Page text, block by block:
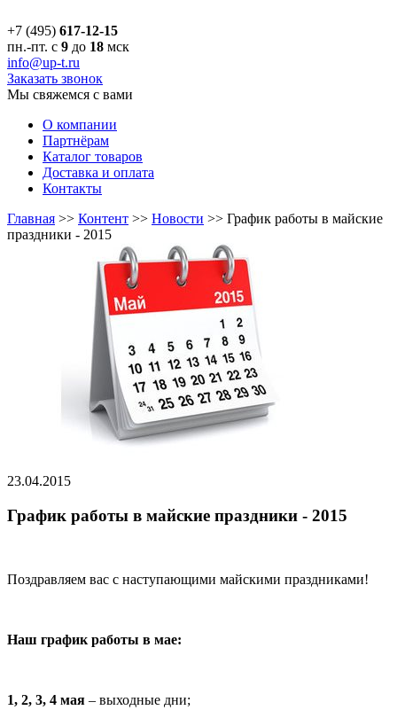
+7 (495) 617-12-15
пн.-пт. с 9 до 18 мск
info@up-t.ru
Заказать звонок
Мы свяжемся с вами
О компании
Партнёрам
Каталог товаров
Доставка и оплата
Контакты
Главная >> Контент >> Новости >> График работы в майские
праздники - 2015
23.04.2015
График работы в майские праздники - 2015
Поздравляем вас с наступающими майскими праздниками!
Наш график работы в мае:
1, 2, 3, 4 мая – выходные дни;